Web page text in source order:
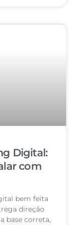
Digital:
com
bem feita
direção
base correta,